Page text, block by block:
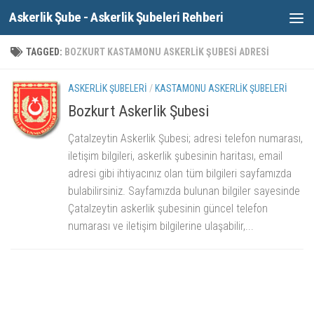
Skip to content
Askerlik Şube - Askerlik Şubeleri Rehberi
TAGGED: BOZKURT KASTAMONU ASKERLIK ŞUBESI ADRESI
ASKERLIK ŞUBELERI / KASTAMONU ASKERLIK ŞUBELERI
Bozkurt Askerlik Şubesi
Çatalzeytin Askerlik Şubesi; adresi telefon numarası,
iletişim bilgileri, askerlik şubesinin haritası, email
adresi gibi ihtiyacınız olan tüm bilgileri sayfamızda
bulabilirsiniz. Sayfamızda bulunan bilgiler sayesinde
Çatalzeytin askerlik şubesinin güncel telefon
numarası ve iletişim bilgilerine ulaşabilir,...